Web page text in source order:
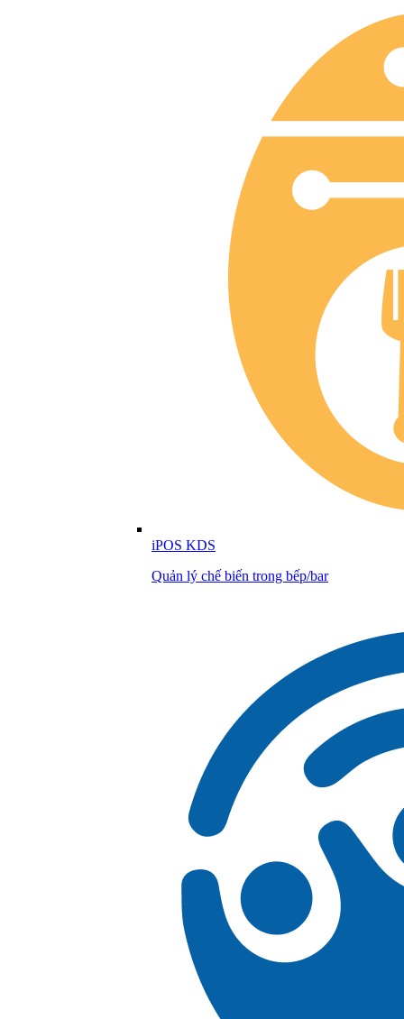
iPOS KDS
Quản lý chế biến trong bếp/bar